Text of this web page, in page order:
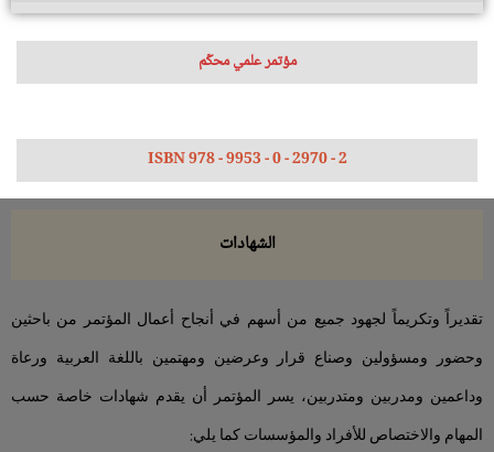
مؤتمر علمي محكّم
ISBN 978 - 9953 - 0 - 2970 - 2
الشهادات
تقديراً وتكريماً لجهود جميع من أسهم في أنجاح أعمال المؤتمر من باحثين
وحضور ومسؤولين وصناع قرار وعرضين ومهتمين باللغة العربية ورعاة
وداعمين ومدربين ومتدربين، يسر المؤتمر أن يقدم شهادات خاصة حسب
المهام والاختصاص للأفراد والمؤسسات كما يلي: